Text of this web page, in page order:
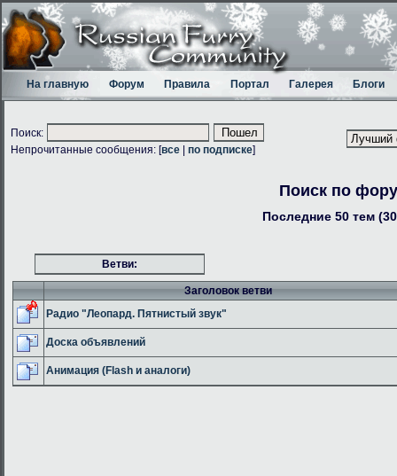
На главную Форум Правила Портал Галерея Блоги
Поиск:
Непрочитанные сообщения: [все по подписке]
Поиск по
Последние 50 тем
Ветви:
Заголовок ветви
Радио "Леопард. Пятнистый звук"
Доска объявлений
Анимация (Flash и аналоги)